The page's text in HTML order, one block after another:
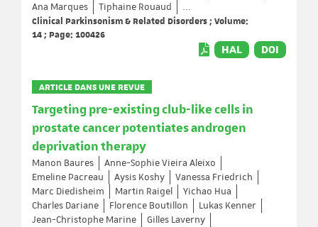
Ana Marques
Tiphaine Rouaud
...
Clinical Parkinsonism & Related Disorders ; Volume:
14 ; Page: 100426
HAL DOI
ARTICLE DANS UNE REVUE
Targeting pre-existing club-like cells in
prostate cancer potentiates androgen
deprivation therapy
Manon Baures
Anne-Sophie Vieira Aleixo
Emeline Pacreau
Aysis Koshy
Vanessa Friedrich
Marc Diedisheim
Martin Raigel
Yichao Hua
Charles Dariane
Florence Boutillon
Lukas Kenner
Jean-Christophe Marine
Gilles Laverny